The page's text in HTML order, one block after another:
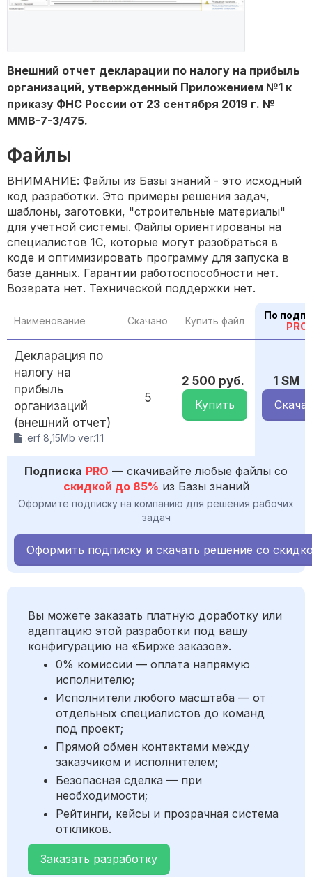
Внешний отчет декларации по налогу на прибыль
организаций, утвержденный Приложением №1 к
приказу ФНС России от 23 сентября 2019 г. №
ММВ-7-3/475.
Файлы
ВНИМАНИЕ: Файлы из Базы знаний - это исходный
код разработки. Это примеры решения задач,
шаблоны, заготовки, "строительные материалы"
для учетной системы. Файлы ориентированы на
специалистов 1С, которые могут разобраться в
коде и оптимизировать программу для запуска в
базе данных. Гарантии работоспособности нет.
Возврата нет. Технической поддержки нет.
Наименование Скачано Купить файл
По
PRO
Декларация по
налогу на
прибыль
организаций
(внешний отчет)
.erf 8,15Mb ver:1.1
5
2 500 руб.
Купить
1 SM
Подписка PRO — скачивайте любые файлы со
скидкой до 85% из Базы знаний
Оформите подписку на компанию для решения рабочих
задач
Оформить подписку и скачать решение со
Вы можете заказать платную доработку или
адаптацию этой разработки под вашу
конфигурацию на «Бирже заказов».
0% комиссии — оплата напрямую
исполнителю;
Исполнители любого масштаба — от
отдельных специалистов до команд
под проект;
Прямой обмен контактами между
заказчиком и исполнителем;
Безопасная сделка — при
необходимости;
Рейтинги, кейсы и прозрачная система
откликов.
Заказать разработку